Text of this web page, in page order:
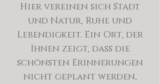
Hier vereinen sich Stadt
und Natur, Ruhe und
Lebendigkeit. Ein Ort, der
Ihnen zeigt, dass die
schönsten Erinnerungen
nicht geplant werden,